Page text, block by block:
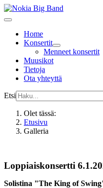
Home
Konsertit
Menneet konsertit
Muusikot
Tietoja
Ota yhteyttä
Etsi
Olet tässä:
Etusivu
Galleria
Loppiaiskonsertti
Solistina "The King of